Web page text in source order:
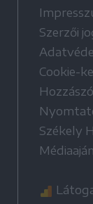
Szerzői
Cookie-
Székely